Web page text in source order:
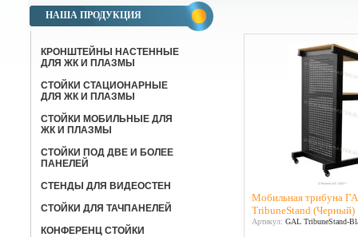
НАША ПРОДУКЦИЯ
КРОНШТЕЙНЫ НАСТЕННЫЕ
ДЛЯ ЖК И ПЛАЗМЫ
СТОЙКИ СТАЦИОНАРНЫЕ
ДЛЯ ЖК И ПЛАЗМЫ
СТОЙКИ МОБИЛЬНЫЕ ДЛЯ
ЖК И ПЛАЗМЫ
СТОЙКИ ПОД ДВЕ И БОЛЕЕ
ПАНЕЛЕЙ
СТЕНДЫ ДЛЯ ВИДЕОСТЕН
СТОЙКИ ДЛЯ ТАЧПАНЕЛЕЙ
КОНФЕРЕНЦ СТОЙКИ
Мобильная трибуна
TribuneStand (Черный)
Артикул: GAL TribuneStand-